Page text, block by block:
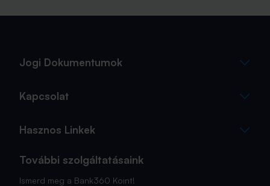
Jogi Dokumentumok
Kapcsolat
Hasznos Linkek
További szolgáltatásaink
Ismerd meg a Bank360 Koint!